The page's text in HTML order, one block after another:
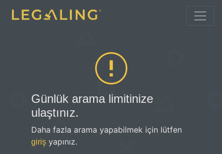
Günlük arama limitinize
ulaştınız.
Daha fazla arama yapabilmek için lütfen
giriş yapınız.